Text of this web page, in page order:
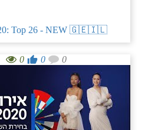
Top 26 - NEW 🇬🇪🇮🇱
0 0 0